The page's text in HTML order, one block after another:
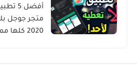
أفضل
متجر جوجل
2020 كلها مميزة وفريدة